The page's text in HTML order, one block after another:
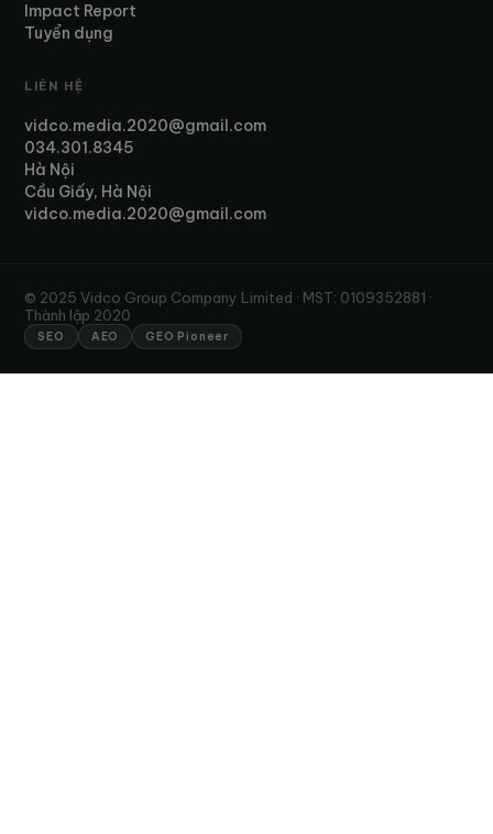
Impact Report
Tuyển dụng
LIÊN HỆ
vidco.media.2020@gmail.com
034.301.8345
Hà Nội
Cầu Giấy, Hà Nội
vidco.media.2020@gmail.com
© 2025 Vidco Group Company Limited · MST: 0109352881 ·
Thành lập 2020
SEO AEO GEO Pioneer